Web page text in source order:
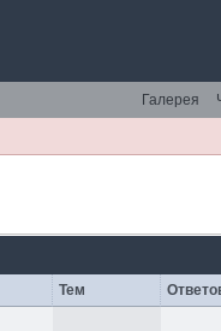
Галерея
Тем